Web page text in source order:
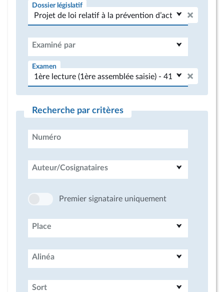
Dossier législatif
Examiné par
Examen
Recherche par critères
Numéro
Auteur/Cosignataires
Premier signataire uniquement
Place
Alinéa
Sort